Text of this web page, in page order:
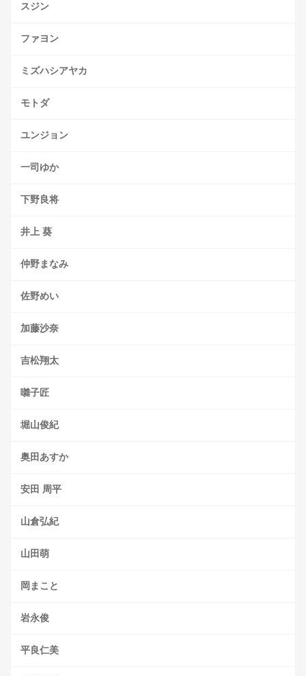
スジン
ファヨン
ミズハシアヤカ
モトダ
ユンジョン
一司ゆか
下野良将
井上 葵
仲野まなみ
佐野めい
加藤沙奈
吉松翔太
囃子匠
堀山俊紀
奥田あすか
安田 周平
山倉弘紀
山田萌
岡まこと
岩永俊
平良仁美